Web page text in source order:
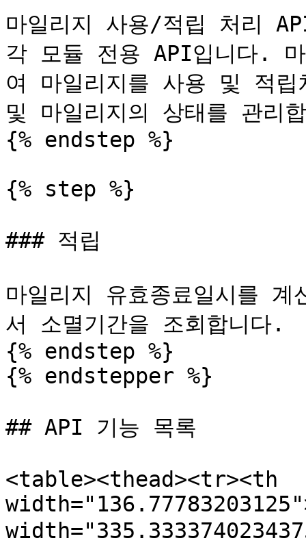
마일리지 사용/적립 처리
각 모듈 전용 API입니다.
여 마일리지를 사용 및 적
및 마일리지의 상태를 관리
{% endstep %}
{% step %}
### 적립
마일리지 유효종료일시를
서 소멸기간을 조회합니다.
{% endstep %}
{% endstepper %}
## API 기능 목록
<table><thead><tr><th